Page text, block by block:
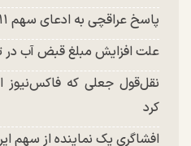
پاسخ عراقچی به ادعای سهم ۱۱ درصدی ایران از خزر
علت افزایش مبلغ قبض آب در
نقل‌قول جعلی که فاکس‌نیوز
کرد
افشاگری یک نماینده از سهم